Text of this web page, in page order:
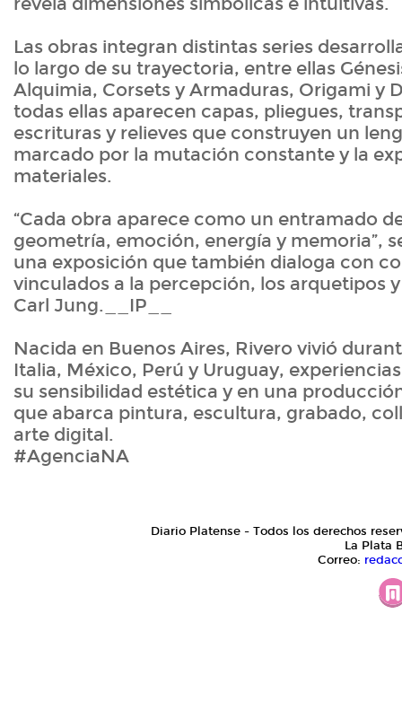
Las obras integran distintas series
lo largo de su trayectoria, entre ellas
Alquimia, Corsets y Armaduras, Origami y
todas ellas aparecen capas, pliegues,
escrituras y relieves que construyen un
marcado por la mutación constante y la
materiales.
“Cada obra aparece como un entramado
geometría, emoción, energía y memoria”,
una exposición que también dialoga con
vinculados a la percepción, los arquetipos
Carl Jung.__IP__
Nacida en Buenos Aires, Rivero vivió
Italia, México, Perú y Uruguay,
su sensibilidad estética y en una
que abarca pintura, escultura, grabado,
arte digital.
#AgenciaNA
Diario Platense - Todos los derechos
La Plata
Correo: